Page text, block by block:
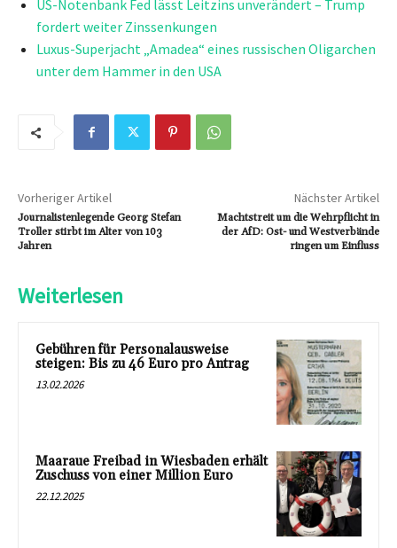
US-Notenbank Fed lässt Leitzins unverändert – Trump
fordert weiter Zinssenkungen
Luxus-Superjacht „Amadea“ eines russischen Oligarchen
unter dem Hammer in den USA
Vorheriger Artikel
Journalistenlegende Georg Stefan
Troller stirbt im Alter von 103
Jahren
Nächster Artikel
Machtstreit um die Wehrpflicht in
der AfD: Ost- und Westverbände
ringen um Einfluss
Weiterlesen
Gebühren für Personalausweise
steigen: Bis zu 46 Euro pro Antrag
13.02.2026
Maaraue Freibad in Wiesbaden erhält
Zuschuss von einer Million Euro
22.12.2025